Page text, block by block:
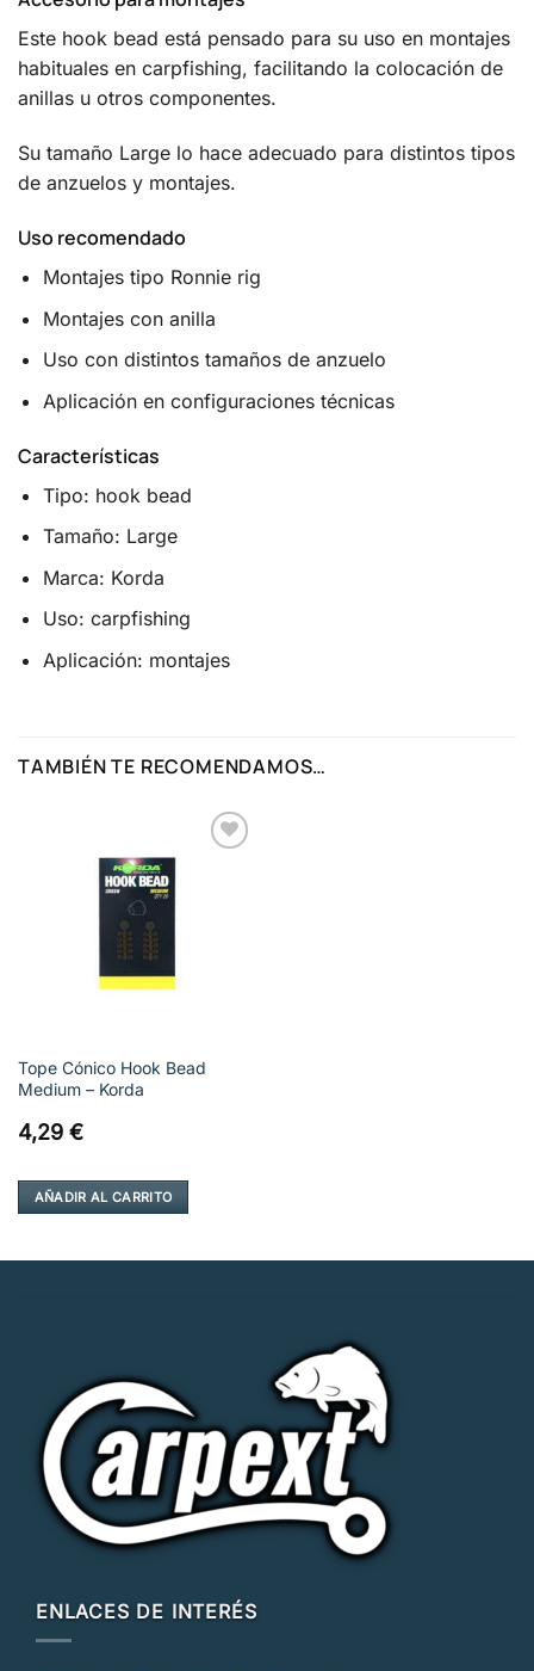
Este hook bead está pensado para su uso en montajes
habituales en carpfishing, facilitando la colocación de
anillas u otros componentes.
Su tamaño Large lo hace adecuado para distintos tipos
de anzuelos y montajes.
Uso recomendado
Montajes tipo Ronnie rig
Montajes con anilla
Uso con distintos tamaños de anzuelo
Aplicación en configuraciones técnicas
Características
Tipo: hook bead
Tamaño: Large
Marca: Korda
Uso: carpfishing
Aplicación: montajes
TAMBIÉN TE RECOMENDAMOS…
Tope Cónico Hook Bead
Medium – Korda
4,29 €
AÑADIR AL CARRITO
ENLACES DE INTERÉS